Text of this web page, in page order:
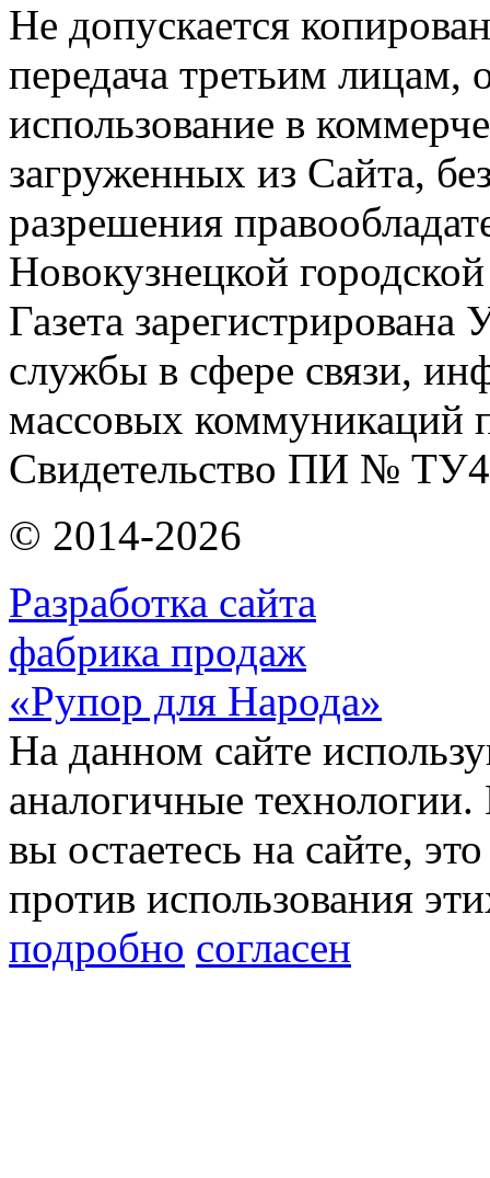
Не допускается
передача третьим лицам,
использование в
загруженных из Сайта,
разрешения
Новокузнецкой
Газета
службы в сфере связи,
массовых коммуникаций
Свидетельство ПИ №
© 2014-2026
Разработка сайта
фабрика продаж
«Рупор для Народа»
На данном сайте
аналогичные
вы остаетесь на сайте,
против использования
подробно согласен